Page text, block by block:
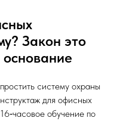
Закон это
основание
систему охраны
для офисных
обучение по